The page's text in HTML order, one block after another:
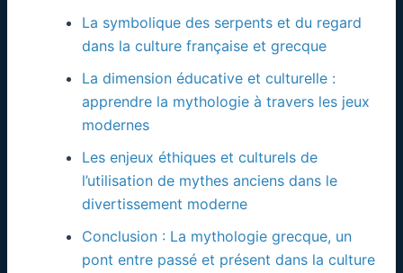
La symbolique des serpents et du regard
dans la culture française et grecque
La dimension éducative et culturelle :
apprendre la mythologie à travers les jeux
modernes
Les enjeux éthiques et culturels de
l’utilisation de mythes anciens dans le
divertissement moderne
Conclusion : La mythologie grecque, un
pont entre passé et présent dans la culture